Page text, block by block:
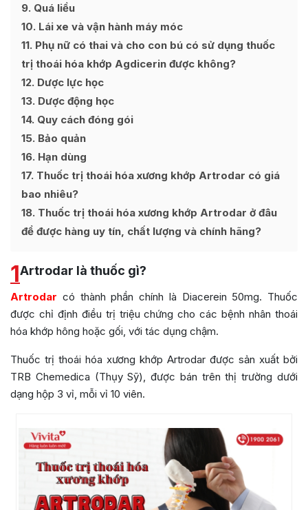
9 Quá liều
10 Lái xe và vận hành máy móc
11 Phụ nữ có thai và cho con bú có sử dụng thuốc
trị thoái hóa khớp Agdicerin được không?
12 Dược lực học
13 Dược động học
14 Quy cách đóng gói
15 Bảo quản
16 Hạn dùng
17 Thuốc trị thoái hóa xương khớp Artrodar có giá
bao nhiêu?
18 Thuốc trị thoái hóa xương khớp Artrodar ở đâu
để được hàng uy tín, chất lượng và chính hãng?
1Artrodar là thuốc gì?
Artrodar có thành phần chính là Diacerein 50mg. Thuốc
được chỉ định điều trị triệu chứng cho các bệnh nhân thoái
hóa khớp hông hoặc gối, với tác dụng chậm.
Thuốc trị thoái hóa xương khớp Artrodar được sản xuất bởi
TRB Chemedica (Thụy Sỹ), được bán trên thị trường dưới
dạng hộp 3 vỉ, mỗi vỉ 10 viên.